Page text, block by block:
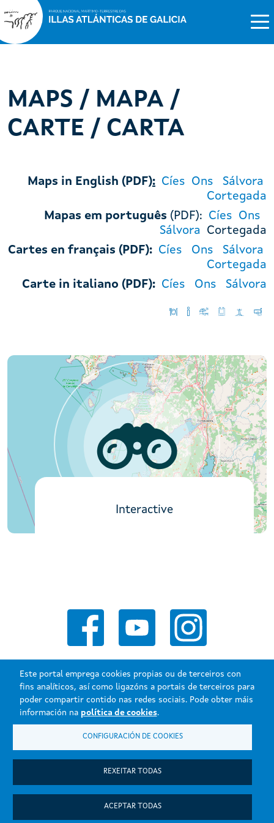
Este portal emprega cookies propias ou de terceiros con
fins analíticos, así como ligazóns a portais de terceiros para
poder compartir contido nas redes sociais. Pode obter máis
información na política de cookies.
CONFIGURACIÓN DE COOKIES
REXEITAR TODAS
ACEPTAR TODAS
MAPS / MAPA /
CARTE / CARTA
Interactive
Maps in English (PDF): Cíes Ons
Sálvora
Cortegada
Mapas em português (PDF): Cíes Ons
Sálvora Cortegada
Cartes en français (PDF): Cíes Ons
Sálvora
Cortegada
Carte in italiano (PDF): Cíes Ons Sálvora
Xunta de Galicia. Información mantida e publicada na internet pola
Atención á cidadanía
Mapa do portal